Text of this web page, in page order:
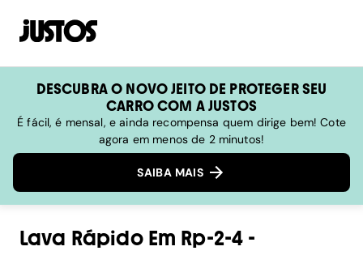
DESCUBRA O NOVO JEITO DE PROTEGER SEU
CARRO COM A JUSTOS
É fácil, é mensal, e ainda recompensa quem dirige bem! Cote
agora em menos de 2 minutos!
SAIBA MAIS
Lava RápidoEm Rp-2-4 -